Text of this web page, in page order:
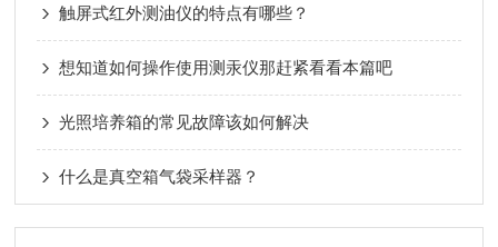
触屏式红外测油仪的特点有哪些？
想知道如何操作使用测汞仪那赶紧看看本篇吧
光照培养箱的常见故障该如何解决
什么是真空箱气袋采样器？